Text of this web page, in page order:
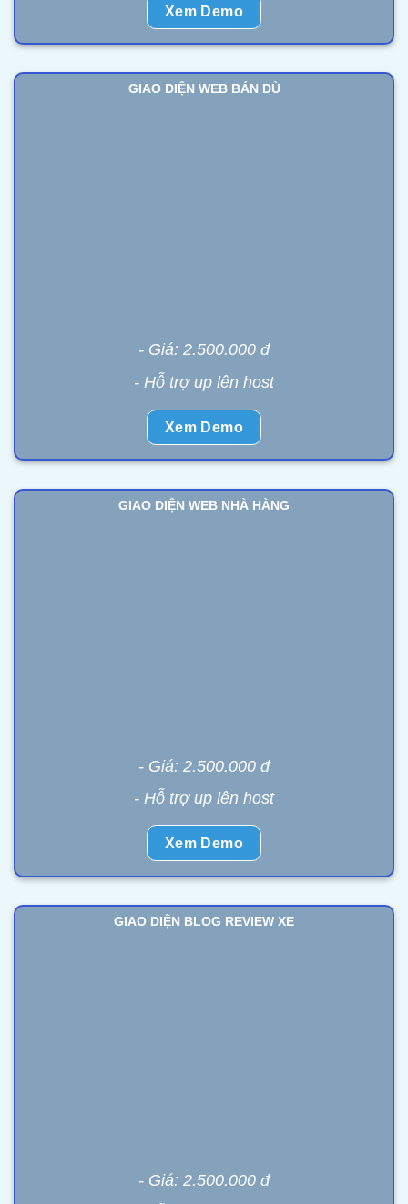
Xem Demo
GIAO DIỆN WEB BÁN DÙ
- Giá: 2.500.000 đ
- Hỗ trợ up lên host
Xem Demo
GIAO DIỆN WEB NHÀ HÀNG
- Giá: 2.500.000 đ
- Hỗ trợ up lên host
Xem Demo
GIAO DIỆN BLOG REVIEW XE
- Giá: 2.500.000 đ